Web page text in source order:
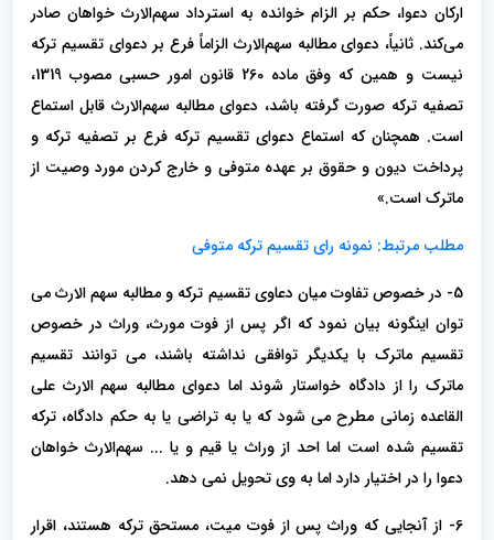
ارکان دعوا، حکم بر الزام خوانده به استرداد سهم‌الارث خواهان صادر
می‌کند. ثانیاً، دعوای مطالبه سهم‌الارث الزاماً فرع بر دعوای تقسیم ترکه
نیست و همین که وفق ماده 260 قانون امور حسبی مصوب 1319،
تصفیه ترکه صورت گرفته باشد، دعوای مطالبه سهم‌الارث قابل استماع
است. همچنان که استماع دعوای تقسیم ترکه فرع بر تصفیه ترکه و
پرداخت دیون و حقوق بر عهده متوفی و خارج کردن مورد وصیت از
ماترک است.»
مطلب مرتبط: نمونه رای تقسیم ترکه متوفی
5- در خصوص تفاوت میان دعاوی تقسیم ترکه و مطالبه سهم الارث می
توان اینگونه بیان نمود که اگر پس از فوت مورث، وراث در خصوص
تقسیم ماترک با یکدیگر توافقی نداشته باشند، می توانند تقسیم
ماترک را از دادگاه خواستار شوند اما دعوای مطالبه سهم الارث علی
القاعده زمانی مطرح می شود که یا به تراضی یا به حکم دادگاه، ترکه
تقسیم شده است اما احد از وراث یا قیم و یا ... سهم‌الارث خواهان
دعوا را در اختیار دارد اما به وی تحویل نمی دهد.
6- از آنجایی که وراث پس از فوت میت، مستحق ترکه هستند، اقرار